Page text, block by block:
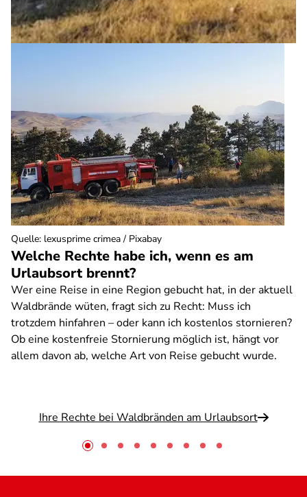
Welche Rechte habe ich, wenn es am
Urlaubsort brennt?
Wer eine Reise in eine Region gebucht hat, in der aktuell
Waldbrände wüten, fragt sich zu Recht: Muss ich
trotzdem hinfahren – oder kann ich kostenlos stornieren?
Ob eine kostenfreie Stornierung möglich ist, hängt vor
allem davon ab, welche Art von Reise gebucht wurde.
Ihre Rechte bei Waldbränden am Urlaubsort
Quelle: lexusprime crimea / Pixabay